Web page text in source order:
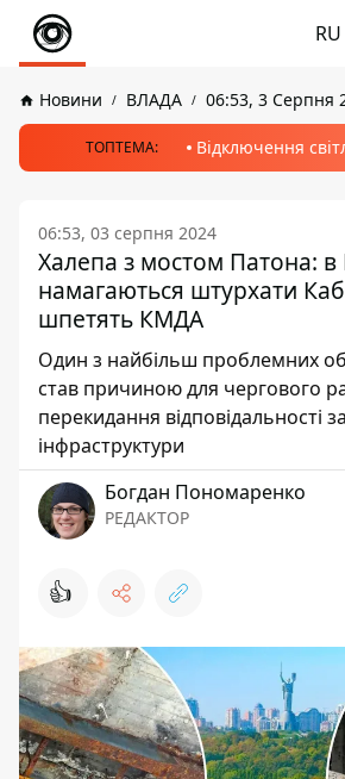
RU
Новини ВЛАДА 06:53, 3 Серпня
ТОПТЕМА: Відключення
06:53, 03 серпня 2024
Халепа з мостом Патона: в
намагаються штурхати
шпетять КМДА
Один з найбільш проблемних
став причиною для чергового
перекидання відповідальності
інфраструктури
Богдан Пономаренко
РЕДАКТОР
👍